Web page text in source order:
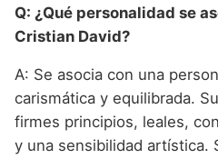
Q: ¿Qué personalidad se
Cristian David?
A: Se asocia con una
carismática y equilibrada.
firmes principios, leales,
y una sensibilidad artística.